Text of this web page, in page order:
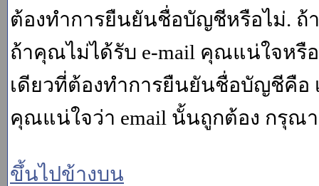
ต้องทำการยืนยันชื่อบัญชีหรือไม่.
ถ้าคุณไม่ได้รับ e-mail คุณแน่ใจหรื
เดียวที่ต้องทำการยืนยันชื่อบัญชีคือ
คุณแน่ใจว่า email นั้นถูกต้อง กรุณ
ขึ้นไปข้างบน